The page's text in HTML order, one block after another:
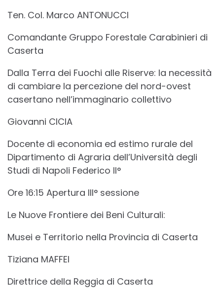
Ten. Col. Marco ANTONUCCI
Comandante Gruppo Forestale Carabinieri di
Caserta
Dalla Terra dei Fuochi alle Riserve: la necessità
di cambiare la percezione del nord-ovest
casertano nell’immaginario collettivo
Giovanni CICIA
Docente di economia ed estimo rurale del
Dipartimento di Agraria dell’Università degli
Studi di Napoli Federico II°
Ore 16:15 Apertura III° sessione
Le Nuove Frontiere dei Beni Culturali:
Musei e Territorio nella Provincia di Caserta
Tiziana MAFFEI
Direttrice della Reggia di Caserta